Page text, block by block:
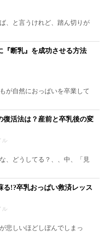
、と言うけれど、踏ん切りが
断乳』を成功させる方法
が自然におっぱいを卒業して
復活法は？産前と卒乳後の変
ル
、どうしてる？、、中、「見
る!?卒乳おっぱい救済レッス
ル
悲しいほどしぼんでしまっ